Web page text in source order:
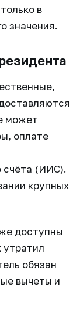
в
значения.
может
оплате
счёта (ИИС).
крупных
доступны
утратил
обязан
вычеты и